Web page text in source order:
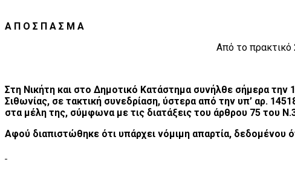
A Π Ο Σ Π Α Σ Μ Α
Από το πρακτικό
Στη Νικήτη και στο Δημοτικό Κατάστημα συνήλθε σήμερα
Σιθωνίας, σε τακτική συνεδρίαση, ύστερα από την υπ’ αρ.
στα μέλη της, σύμφωνα με τις διατάξεις του άρθρου 75 του
Αφού διαπιστώθηκε ότι υπάρχει νόμιμη απαρτία,